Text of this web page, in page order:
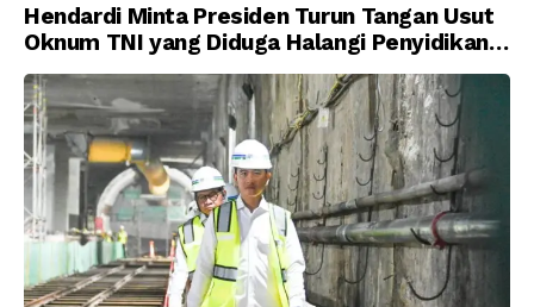
Hendardi Minta Presiden Turun Tangan Usut
Oknum TNI yang Diduga Halangi Penyidikan
Korupsi